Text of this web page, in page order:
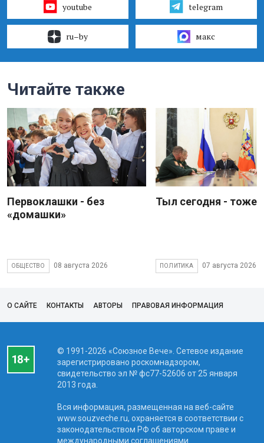
youtube telegram
ru–by макс
Читайте также
Первоклашки - без
«домашки»
ОБЩЕСТВО 08 августа 2026
Тыл сегодня - тоже
ПОЛИТИКА 07 августа 2026
О САЙТЕ КОНТАКТЫ АВТОРЫ ПРАВОВАЯ ИНФОРМАЦИЯ
© 1991-2026 «Союзное Вече». Сетевое издание
зарегистрировано роскомнадзором,
свидетельство эл № фc77-52606 от 25 января
2013 года.
Вся информация, размещенная на веб-сайте
www.souzveche.ru, охраняется в соответствии с
законодательством РФ об авторском праве и
международными соглашениями.